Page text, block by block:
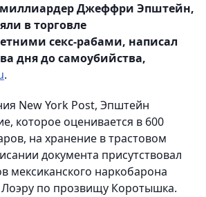
Джеффри Эпштейн,
в торговле
секс-рабами, написал
дня до самоубийства,
.
New York Post, Эпштейн
которое оценивается в 600
на хранение в трастовом
документа присутствовал
мексиканского наркобарона
Лоэру по прозвищу Коротышка.